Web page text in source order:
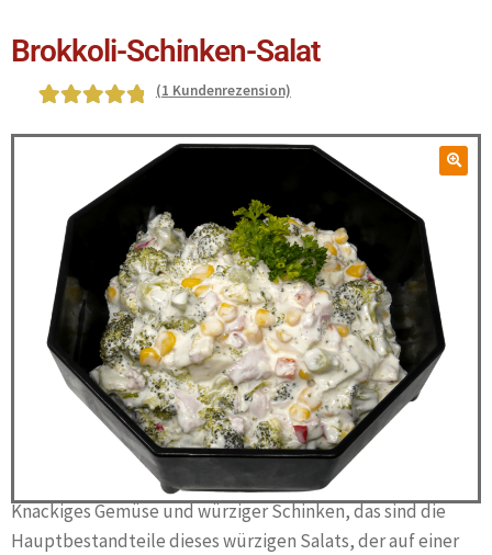
Brokkoli-Schinken-Salat
basierend auf
Kundenbewe
rtung
(1 Kundenrezension)
Knackiges Gemüse und würziger Schinken, das sind die
Hauptbestandteile dieses würzigen Salats, der auf einer